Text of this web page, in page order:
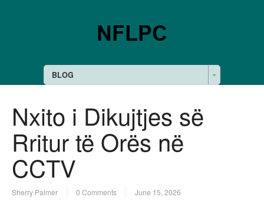
BLOG
Nxito i Dikujtjes së
Rritur të Orës në
CCTV
Sherry Palmer 0 Comments June 15, 2026